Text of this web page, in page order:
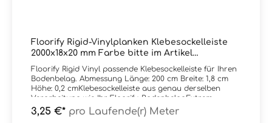
Floorify Rigid-Vinylplanken Klebesockelleiste
2000x18x20 mm Farbe bitte im Artikel
auswählen
Floorify Rigid Vinyl passende Klebesockelleiste für Ihren
Bodenbelag. Abmessung Länge: 200 cm Breite: 1,8 cm
Höhe: 0,2 cmKlebesockelleiste aus genau derselben
Verarbeitung wie Ihr Floorify-BodenbelagExtrem
verschleiß- und stoßfest - gewünschte Farbe einfach im
Artikel auswählen
3,25 €* pro Laufende(r) Meter